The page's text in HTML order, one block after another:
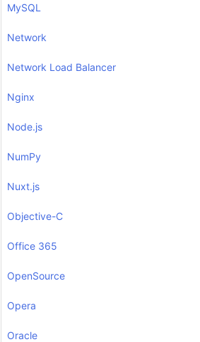
MySQL
Network
Network Load Balancer
Nginx
Node.js
NumPy
Nuxt.js
Objective-C
Office 365
OpenSource
Opera
Oracle